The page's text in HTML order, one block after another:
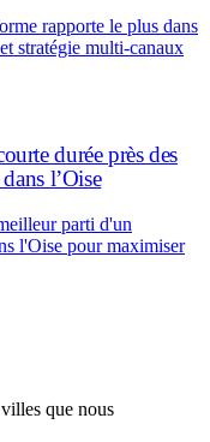
rapporte le plus dans
stratégie multi-canaux
durée près des
l’Oise
parti d'un
l'Oise pour maximiser
que nous